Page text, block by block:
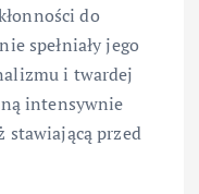
do
spełniały jego
i twardej
intensywnie
stawiającą przed